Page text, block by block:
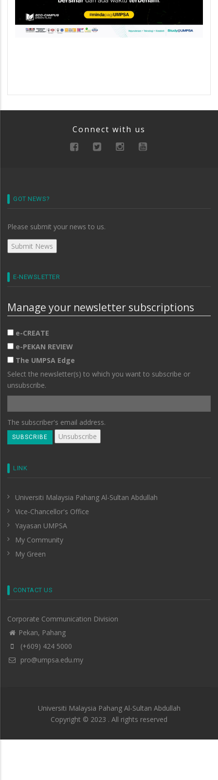
Connect with us
GOT NEWS?
Please submit your news to us.
E-NEWSLETTER
Manage your newsletter subscriptions
e-CREATE
e-PEKAN REVIEW
The UMPSA Edge
Select the newsletter(s) to which you want to subscribe or
unsubscribe.
The subscriber's email address.
LINK
Universiti Malaysia Pahang Al-Sultan Abdullah
Vice-Chancellor's Office
Yayasan UMPSA
My Community
My Green
CONTACT US
Corporate Communication Division
Pekan, Pahang
(+609) 424 5000
pro@umpsa.edu.my
Universiti Malaysia Pahang Al-Sultan Abdullah
Copyright © 2023 . All rights reserved